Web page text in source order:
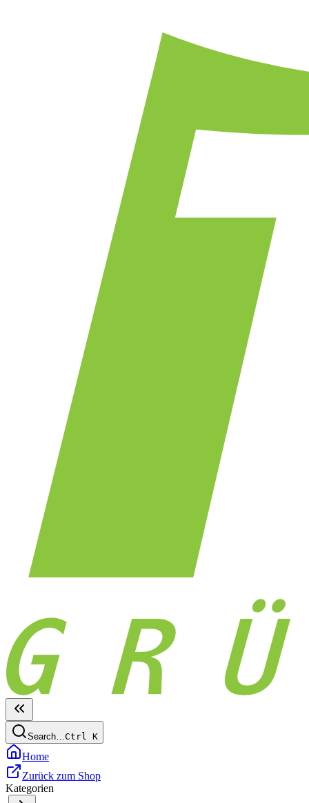
Search…Ctrl K
Home
Zurück zum Shop
Kategorien